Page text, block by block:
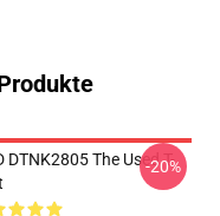
DTNK2805 The Used T-
-20%